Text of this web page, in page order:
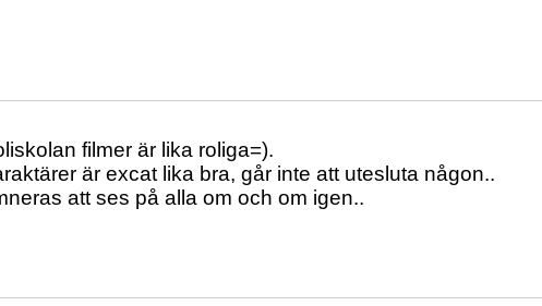
filmer är lika roliga=).
är excat lika bra, går inte att utesluta någon..
att ses på alla om och om igen..